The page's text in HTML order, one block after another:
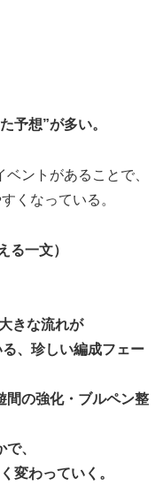
予想”が多い。
ントがあることで、
くなっている。
る一文）
きな流れが
、珍しい編成フェー
間の強化・ブルペン整
、
変わっていく。